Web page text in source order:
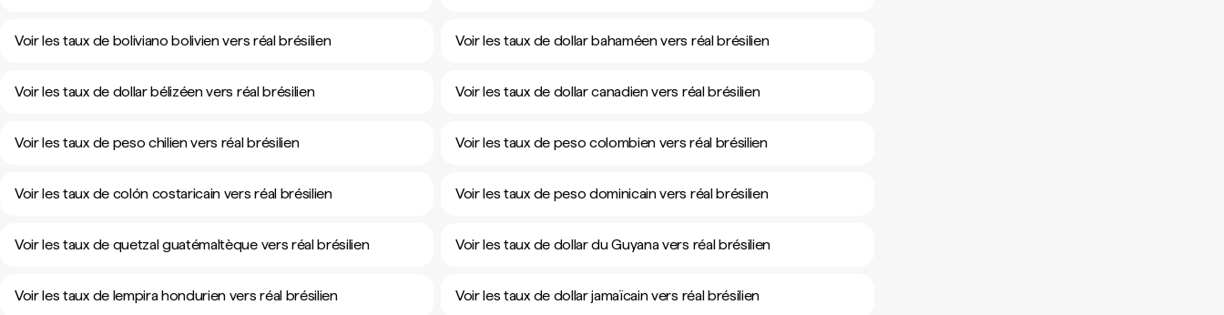
Voir les taux de boliviano bolivien vers réal brésilien Voir les taux de dollar bahaméen vers réal brésilien
Voir les taux de dollar bélizéen vers réal brésilien Voir les taux de dollar canadien vers réal brésilien
Voir les taux de peso chilien vers réal brésilien Voir les taux de peso colombien vers réal brésilien
Voir les taux de colón costaricain vers réal brésilien Voir les taux de peso dominicain vers réal brésilien
Voir les taux de quetzal guatémaltèque vers réal brésilien Voir les taux de dollar du Guyana vers réal brésilien
Voir les taux de lempira hondurien vers réal brésilien Voir les taux de dollar jamaïcain vers réal brésilien